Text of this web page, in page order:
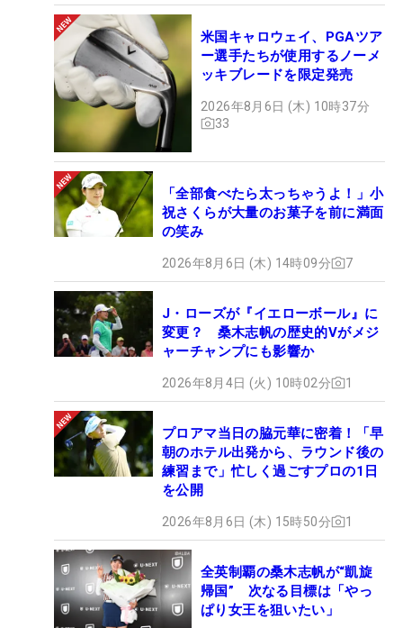
米国キャロウェイ、PGAツア
ー選手たちが使用するノーメ
ッキブレードを限定発売
2026年8月6日 (木) 10時37分
33
「全部食べたら太っちゃうよ！」小
祝さくらが大量のお菓子を前に満面
の笑み
2026年8月6日 (木) 14時09分 7
J・ローズが『イエローボール』に
変更？ 桑木志帆の歴史的Vがメジ
ャーチャンプにも影響か
2026年8月4日 (火) 10時02分 1
プロアマ当日の脇元華に密着！「早
朝のホテル出発から、ラウンド後の
練習まで」忙しく過ごすプロの1日
を公開
2026年8月6日 (木) 15時50分 1
全英制覇の桑木志帆が“凱旋
帰国” 次なる目標は「やっ
ぱり女王を狙いたい」